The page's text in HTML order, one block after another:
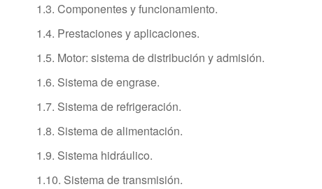
1.3. Componentes y funcionamiento.
1.4. Prestaciones y aplicaciones.
1.5. Motor: sistema de distribución y admisión.
1.6. Sistema de engrase.
1.7. Sistema de refrigeración.
1.8. Sistema de alimentación.
1.9. Sistema hidráulico.
1.10. Sistema de transmisión.